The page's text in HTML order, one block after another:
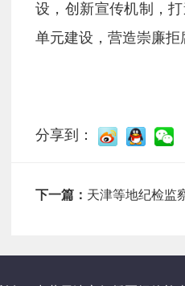
设，创新宣传机制，
单元建设，营造崇廉拒
分享到：
下一篇： 天津等地纪检监